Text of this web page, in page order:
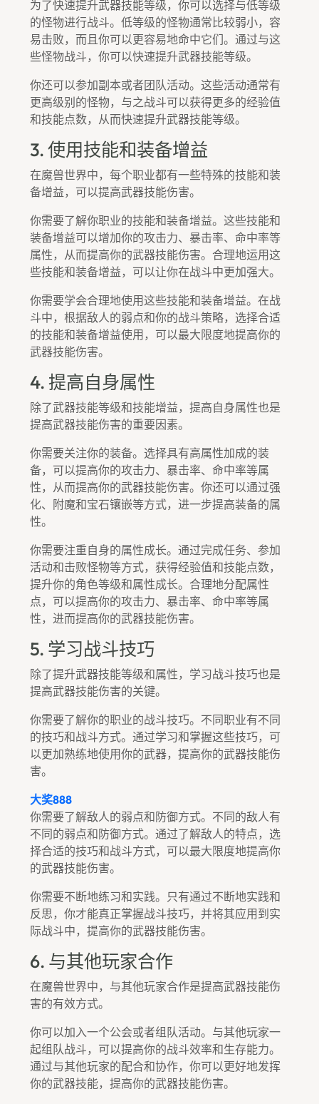
为了快速提升武器技能等级，你可以选择与低等级
的怪物进行战斗。低等级的怪物通常比较弱小，容
易击败，而且你可以更容易地命中它们。通过与这
些怪物战斗，你可以快速提升武器技能等级。
你还可以参加副本或者团队活动。这些活动通常有
更高级别的怪物，与之战斗可以获得更多的经验值
和技能点数，从而快速提升武器技能等级。
3. 使用技能和装备增益
在魔兽世界中，每个职业都有一些特殊的技能和装
备增益，可以提高武器技能伤害。
你需要了解你职业的技能和装备增益。这些技能和
装备增益可以增加你的攻击力、暴击率、命中率等
属性，从而提高你的武器技能伤害。合理地运用这
些技能和装备增益，可以让你在战斗中更加强大。
你需要学会合理地使用这些技能和装备增益。在战
斗中，根据敌人的弱点和你的战斗策略，选择合适
的技能和装备增益使用，可以最大限度地提高你的
武器技能伤害。
4. 提高自身属性
除了武器技能等级和技能增益，提高自身属性也是
提高武器技能伤害的重要因素。
你需要关注你的装备。选择具有高属性加成的装
备，可以提高你的攻击力、暴击率、命中率等属
性，从而提高你的武器技能伤害。你还可以通过强
化、附魔和宝石镶嵌等方式，进一步提高装备的属
性。
你需要注重自身的属性成长。通过完成任务、参加
活动和击败怪物等方式，获得经验值和技能点数，
提升你的角色等级和属性成长。合理地分配属性
点，可以提高你的攻击力、暴击率、命中率等属
性，进而提高你的武器技能伤害。
5. 学习战斗技巧
除了提升武器技能等级和属性，学习战斗技巧也是
提高武器技能伤害的关键。
你需要了解你的职业的战斗技巧。不同职业有不同
的技巧和战斗方式。通过学习和掌握这些技巧，可
以更加熟练地使用你的武器，提高你的武器技能伤
害。
大奖888
你需要了解敌人的弱点和防御方式。不同的敌人有
不同的弱点和防御方式。通过了解敌人的特点，选
择合适的技巧和战斗方式，可以最大限度地提高你
的武器技能伤害。
你需要不断地练习和实践。只有通过不断地实践和
反思，你才能真正掌握战斗技巧，并将其应用到实
际战斗中，提高你的武器技能伤害。
6. 与其他玩家合作
在魔兽世界中，与其他玩家合作是提高武器技能伤
害的有效方式。
你可以加入一个公会或者组队活动。与其他玩家一
起组队战斗，可以提高你的战斗效率和生存能力。
通过与其他玩家的配合和协作，你可以更好地发挥
你的武器技能，提高你的武器技能伤害。